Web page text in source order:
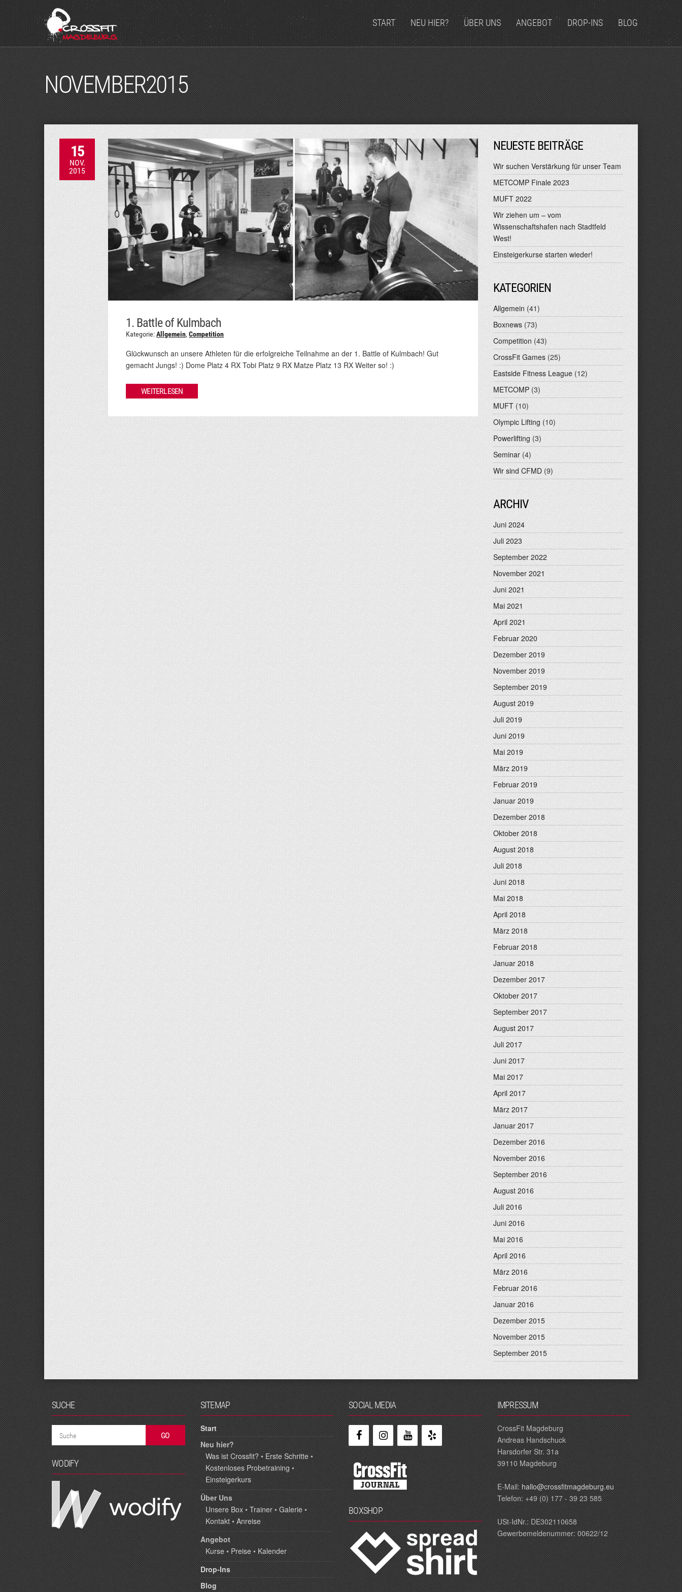
START NEU HIER? ÜBER UNS ANGEBOT DROP-INS BLOG
NOVEMBER2015
15
NOV.
2015
1. Battle of Kulmbach
Kategorie:Allgemein,Competition
Glückwunsch an unsere Athleten für die erfolgreiche Teilnahme an der 1. Battle of Kulmbach! Gut
gemacht Jungs! :) Dome Platz 4 RX Tobi Platz 9 RX Matze Platz 13 RX Weiter so! :)
WEITERLESEN
NEUESTE BEITRÄGE
Wir suchen Verstärkung für unser Team
METCOMP Finale 2023
MUFT 2022
Wir ziehen um – vom
Wissenschaftshafen nach Stadtfeld
West!
Einsteigerkurse starten wieder!
KATEGORIEN
Allgemein (41)
Boxnews (73)
Competition (43)
CrossFit Games (25)
Eastside Fitness League (12)
METCOMP (3)
MUFT (10)
Olympic Lifting (10)
Powerlifting (3)
Seminar (4)
Wir sind CFMD (9)
ARCHIV
Juni 2024
Juli 2023
September 2022
November 2021
Juni 2021
Mai 2021
April 2021
Februar 2020
Dezember 2019
November 2019
September 2019
August 2019
Juli 2019
Juni 2019
Mai 2019
März 2019
Februar 2019
Januar 2019
Dezember 2018
Oktober 2018
August 2018
Juli 2018
Juni 2018
Mai 2018
April 2018
März 2018
Februar 2018
Januar 2018
Dezember 2017
Oktober 2017
September 2017
August 2017
Juli 2017
Juni 2017
Mai 2017
April 2017
März 2017
Januar 2017
Dezember 2016
November 2016
September 2016
August 2016
Juli 2016
Juni 2016
Mai 2016
April 2016
März 2016
Februar 2016
Januar 2016
Dezember 2015
November 2015
September 2015
SUCHE
WODIFY
SITEMAP
Start
Neu hier?
Was ist Crossfit? • Erste Schritte•
Kostenloses Probetraining•
Einsteigerkurs
Über Uns
Unsere Box• Trainer•Galerie•
Kontakt• Anreise
Angebot
Kurse• Preise• Kalender
Drop-Ins
Blog
SOCIAL MEDIA
BOXSHOP
IMPRESSUM
CrossFit Magdeburg
Andreas Handschuck
Harsdorfer Str. 31a
39110 Magdeburg
E‐Mail: hallo@crossfitmagdeburg.eu
Telefon: +49 (0) 177 - 39 23 585
USt-IdNr.: DE302110658
Gewerbemeldenummer: 00622/12